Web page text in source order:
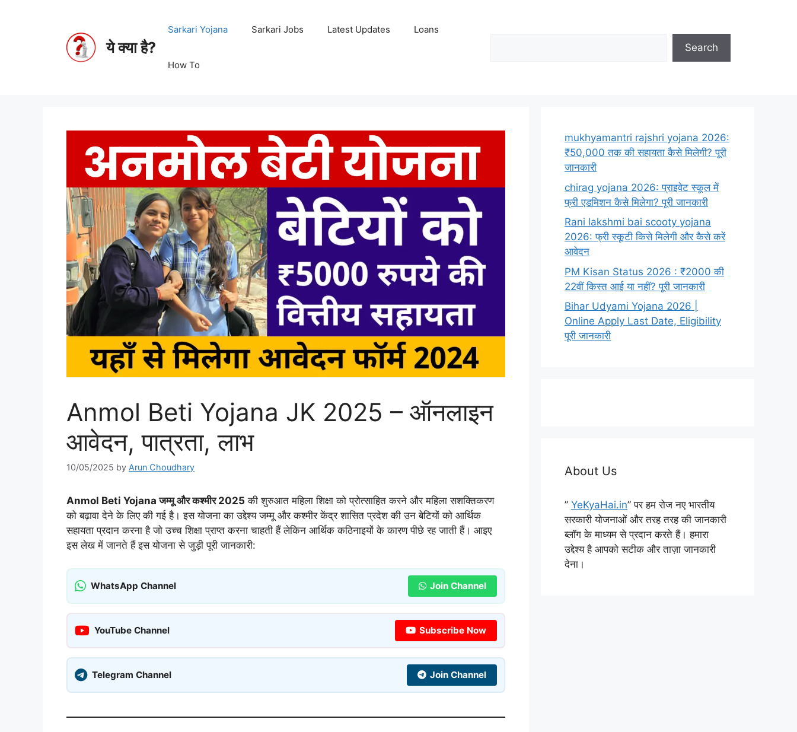
ये क्या है?
Sarkari Yojana Sarkari Jobs Latest Updates Loans
How To
Search
Anmol Beti Yojana JK 2025 – ऑनलाइन
आवेदन, पात्रता, लाभ
10/05/2025 by Arun Choudhary
Anmol Beti Yojana जम्मू और कश्मीर 2025 की शुरुआत महिला शिक्षा को प्रोत्साहित करने और महिला सशक्तिकरण
को बढ़ावा देने के लिए की गई है। इस योजना का उद्देश्य जम्मू और कश्मीर केंद्र शासित प्रदेश की उन बेटियों को आर्थिक
सहायता प्रदान करना है जो उच्च शिक्षा प्राप्त करना चाहती हैं लेकिन आर्थिक कठिनाइयों के कारण पीछे रह जाती हैं। आइए
इस लेख में जानते हैं इस योजना से जुड़ी पूरी जानकारी:
WhatsApp Channel Join Channel
YouTube Channel Subscribe Now
Telegram Channel Join Channel
mukhyamantri rajshri yojana 2026:
₹50,000 तक की सहायता कैसे मिलेगी? पूरी
जानकारी
chirag yojana 2026: प्राइवेट स्कूल में
फ्री एडमिशन कैसे मिलेगा? पूरी जानकारी
Rani lakshmi bai scooty yojana
2026: फ्री स्कूटी किसे मिलेगी और कैसे करें
आवेदन
PM Kisan Status 2026 : ₹2000 की
22वीं किस्त आई या नहीं? पूरी जानकारी
Bihar Udyami Yojana 2026 |
Online Apply Last Date, Eligibility
पूरी जानकारी
About Us
” YeKyaHai.in” पर हम रोज नए भारतीय
सरकारी योजनाओं और तरह तरह की जानकारी
ब्लॉग के माध्यम से प्रदान करते हैं। हमारा
उद्देश्य है आपको सटीक और ताज़ा जानकारी
देना।